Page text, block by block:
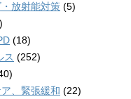
放射能対策 (5)
(18)
ス (252)
、緊張緩和 (22)